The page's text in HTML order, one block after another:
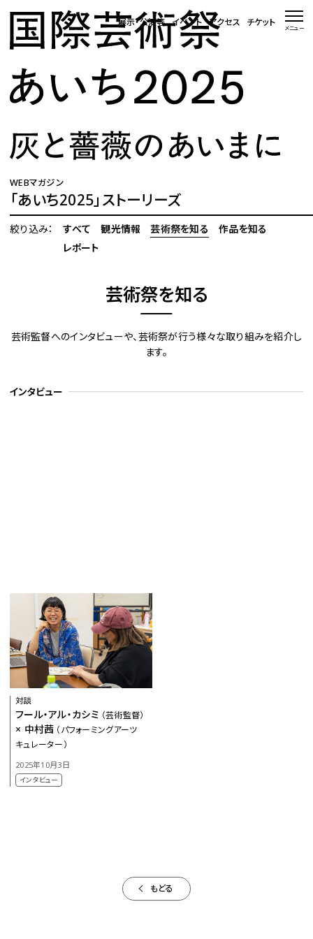
展示・公演等 イベント アクセス チケット メニュー
ニュース 一覧
WEBマガジン
展示・公演等
イベント
会場・アクセス
国際芸術祭「あいち」とは
チケット
ラーニング
WEBマガジン
WEBマガジン
「あいち2025」ストーリーズ
絞り込み： すべて 観光情報 芸術祭を知る
作品を知る
レポート
芸術祭を知る
芸術監督へのインタビューや、芸術祭が行う様々な取り組みを紹介し
ます。
インタビュー
対談
フール・アル・カシミ （芸術監督）
× 中村茜 （パフォーミングアーツ
キュレーター）
2025年10月3日
インタビュー
もどる